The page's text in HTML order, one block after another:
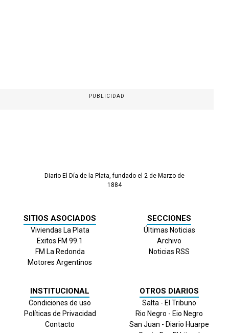
PUBLICIDAD
Diario El Día de la Plata, fundado el 2 de Marzo de
1884
SITIOS ASOCIADOS
Viviendas La Plata
Exitos FM 99.1
FM La Redonda
Motores Argentinos
SECCIONES
Últimas Noticias
Archivo
Noticias RSS
INSTITUCIONAL
Condiciones de uso
Políticas de Privacidad
Contacto
OTROS DIARIOS
Salta - El Tribuno
Rio Negro - Eio Negro
San Juan - Diario Huarpe